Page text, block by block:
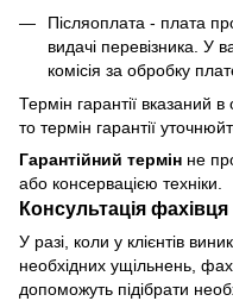
Післяоплата - плата
видачі перевізника. У
комісія за обробку
Термін гарантії вказаний
то термін гарантії
Гарантійний термін не
або консервацією техніки.
Консультація фахівця
У разі, коли у клієнтів
необхідних ущільнень,
допоможуть підібрати